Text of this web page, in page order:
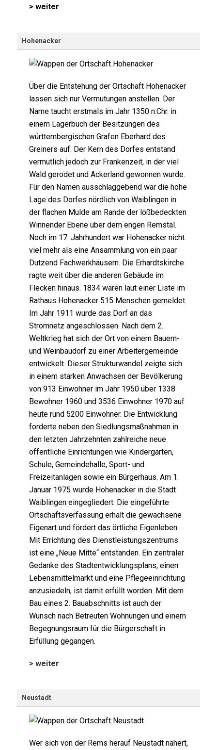
> weiter
Hohenacker
Über die Entstehung der Ortschaft Hohenacker
lassen sich nur Vermutungen anstellen. Der
Name taucht erstmals im Jahr 1350 n.Chr. in
einem Lagerbuch der Besitzungen des
württembergischen Grafen Eberhard des
Greiners auf. Der Kern des Dorfes entstand
vermutlich jedoch zur Frankenzeit, in der viel
Wald gerodet und Ackerland gewonnen wurde.
Für den Namen ausschlaggebend war die hohe
Lage des Dorfes nördlich von Waiblingen in
der flachen Mulde am Rande der lößbedeckten
Winnender Ebene über dem engen Remstal.
Noch im 17. Jahrhundert war Hohenacker nicht
viel mehr als eine Ansammlung von ein paar
Dutzend Fachwerkhäusern. Die Erhardtskirche
ragte weit über die anderen Gebäude im
Flecken hinaus. 1834 waren laut einer Liste im
Rathaus Hohenacker 515 Menschen gemeldet.
Im Jahr 1911 wurde das Dorf an das
Stromnetz angeschlossen. Nach dem 2.
Weltkrieg hat sich der Ort von einem Bauern-
und Weinbaudorf zu einer Arbeitergemeinde
entwickelt. Dieser Strukturwandel zeigte sich
in einem starken Anwachsen der Bevölkerung
von 913 Einwohner im Jahr 1950 über 1338
Bewohner 1960 und 3536 Einwohner 1970 auf
heute rund 5200 Einwohner. Die Entwicklung
forderte neben den Siedlungsmaßnahmen in
den letzten Jahrzehnten zahlreiche neue
öffentliche Einrichtungen wie Kindergärten,
Schule, Gemeindehalle, Sport- und
Freizeitanlagen sowie ein Bürgerhaus. Am 1.
Januar 1975 wurde Hohenacker in die Stadt
Waiblingen eingegliedert. Die eingeführte
Ortschaftsverfassung erhält die gewachsene
Eigenart und fördert das örtliche Eigenleben.
Mit Errichtung des Dienstleistungszentrums
ist eine „Neue Mitte“ entstanden. Ein zentraler
Gedanke des Stadtentwicklungsplans, einen
Lebensmittelmarkt und eine Pflegeeinrichtung
anzusiedeln, ist damit erfüllt worden. Mit dem
Bau eines 2. Bauabschnitts ist auch der
Wunsch nach Betreuten Wohnungen und einem
Begegnungsraum für die Bürgerschaft in
Erfüllung gegangen.
> weiter
Neustadt
Wer sich von der Rems herauf Neustadt nähert,